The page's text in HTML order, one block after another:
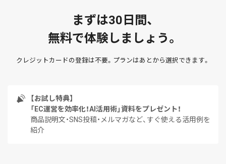
まずは30日間、
無料で体験しましょう。
クレジットカードの登録は不要。 プランはあとから選択できます。
【お試し特典】
「EC運営を効率化！AI活用術」資料をプレゼント！
商品説明文・SNS投稿・メルマガなど、すぐ使える活用例を
紹介